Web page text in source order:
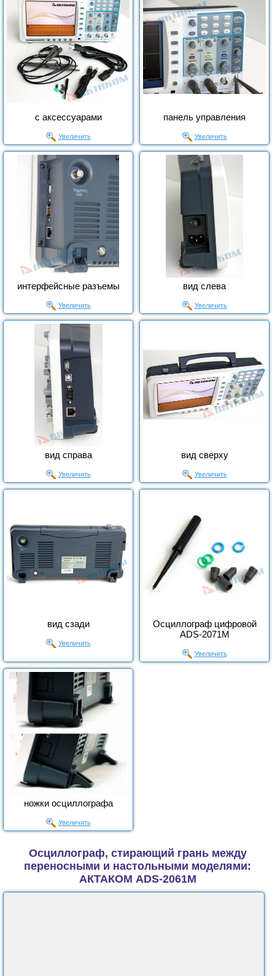
с аксессуарами
Увеличить
панель управления
Увеличить
интерфейсные разъемы
Увеличить
вид слева
Увеличить
вид справа
Увеличить
вид сверху
Увеличить
вид сзади
Увеличить
Осциллограф цифровой
ADS-2071M
Увеличить
ножки осциллографа
Увеличить
Осциллограф, стирающий грань между
переносными и настольными моделями:
АКТАКОМ АDS-2061M